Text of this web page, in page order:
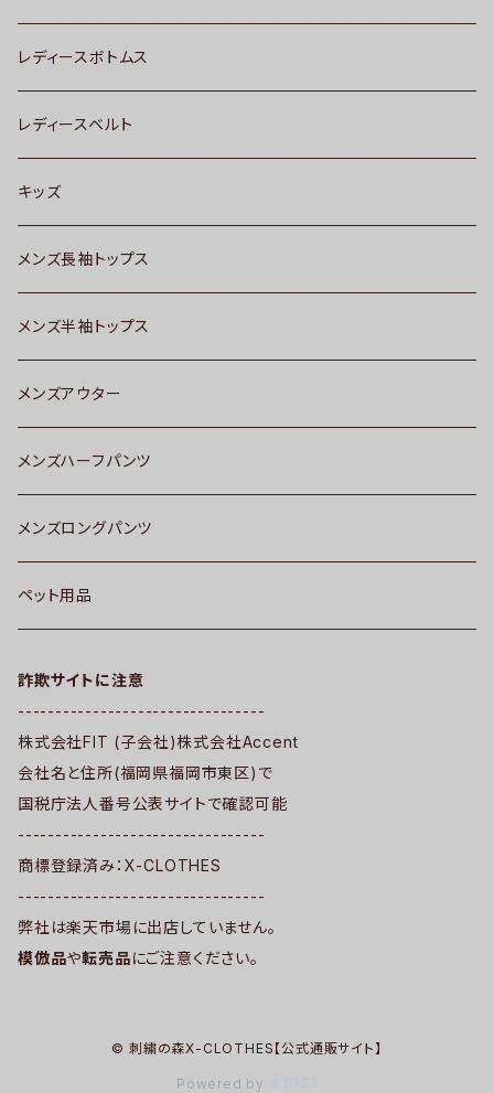
レディースボトムス
レディースベルト
キッズ
メンズ長袖トップス
メンズ半袖トップス
メンズアウター
メンズハーフパンツ
メンズロングパンツ
ペット用品
詐欺サイトに注意
---------------------------------
株式会社FIT (子会社)株式会社Accent
会社名と住所(福岡県福岡市東区)で
国税庁法人番号公表サイトで確認可能
---------------------------------
商標登録済み：X-CLOTHES
---------------------------------
弊社は楽天市場に出店していません。
模倣品や転売品にご注意ください。
© 刺繍の森X-CLOTHES【公式通販サイト】
Powered by